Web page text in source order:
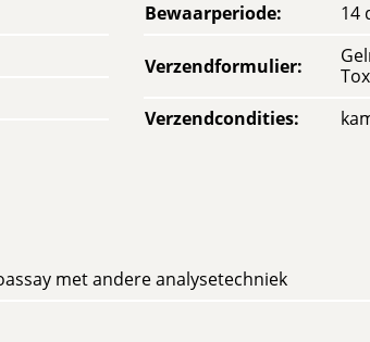
Bewaarperiode: 14
Verzendformulier:
Verzendcondities:
met andere analysetechniek